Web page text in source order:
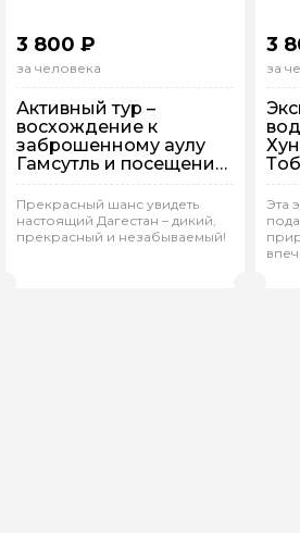
3 800 ₽
за человека
Активный тур –
восхождение к
заброшенному аулу
Гамсутль и посещение
подземного водопада
Прекрасный шанс увидеть
настоящий Дагестан – дикий,
прекрасный и незабываемый!
Групповая На автобусе
3
за
Эта